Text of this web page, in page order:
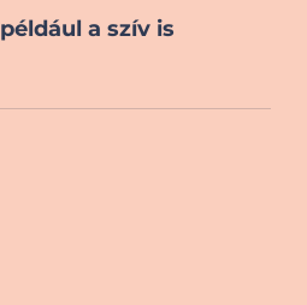
a szív is